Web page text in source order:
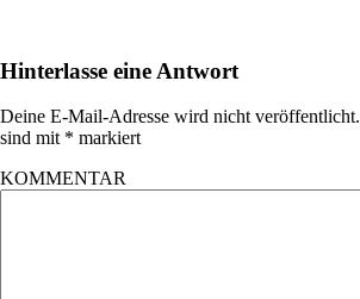
Hinterlasse eine Antwort
Deine E-Mail-Adresse wird nicht veröffentlicht.
sind mit * markiert
KOMMENTAR